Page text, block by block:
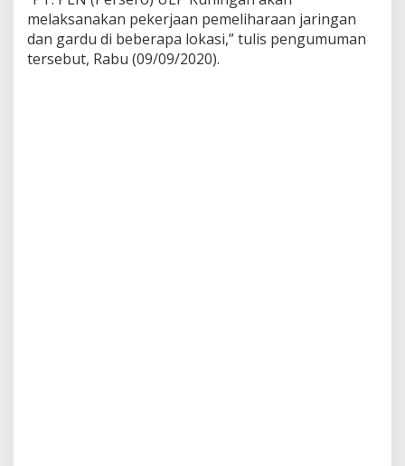
melaksanakan pekerjaan pemeliharaan jaringan
dan gardu di beberapa lokasi,” tulis pengumuman
tersebut, Rabu (09/09/2020).